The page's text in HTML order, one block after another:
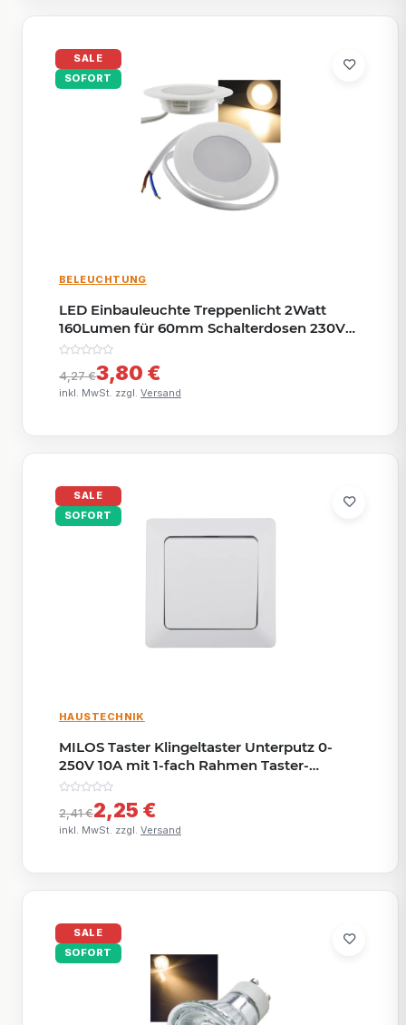
SALE
SOFORT
BELEUCHTUNG
LED Einbauleuchte Treppenlicht 2Watt
160Lumen für 60mm Schalterdosen 230V
Stufenbeleuchtung Warmweiß
4,27 €3,80 €
inkl. MwSt. zzgl. Versand
SALE
SOFORT
HAUSTECHNIK
MILOS Taster Klingeltaster Unterputz 0-
250V 10A mit 1-fach Rahmen Taster-
Schaltung Matt Weiß
2,41 €2,25 €
inkl. MwSt. zzgl. Versand
SALE
SOFORT